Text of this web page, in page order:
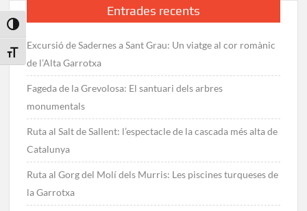
Toggle High Contrast
Toggle Font size
Entrades recents
Excursió de Sadernes a Sant Grau: Un viatge al cor romànic
de l’Alta Garrotxa
Fageda de la Grevolosa: El santuari dels arbres
monumentals
Ruta al Salt de Sallent: l’espectacle de la cascada més alta de
Catalunya
Ruta al Gorg del Molí dels Murris: Les piscines turqueses de
la Garrotxa